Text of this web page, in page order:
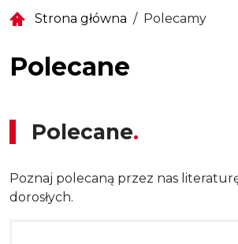
Strona główna Polecamy
Polecane
Polecane
Poznaj polecaną przez nas
dorosłych.